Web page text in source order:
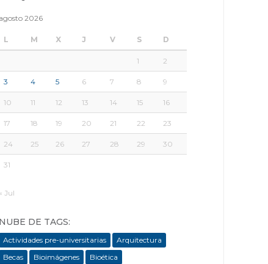
agosto 2026
L M X J V S D
1 2
3 4 5 6 7 8 9
10 11 12 13 14 15 16
17 18 19 20 21 22 23
24 25 26 27 28 29 30
31
« Jul
NUBE DE TAGS:
Actividades pre-universitarias
Arquitectura
Becas
Bioimágenes
Bioética